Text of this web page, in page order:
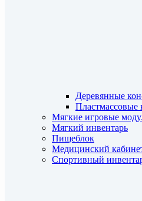
Деревянные
Пластмассовые
Мягкие игровые
Мягкий инвентарь
Пищеблок
Медицинский
Спортивный